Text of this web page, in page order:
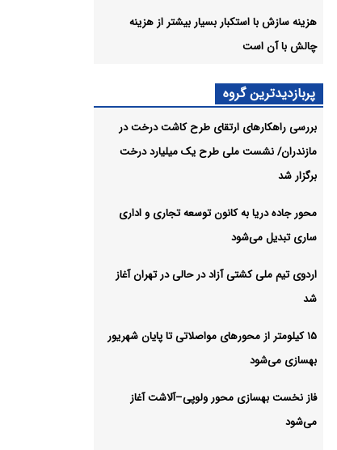
هزینه سازش با استکبار بسیار بیشتر از هزینه
چالش با آن است
پربازدیدترین گروه
بررسی راهکارهای ارتقای طرح کاشت درخت در
مازندران/ نشست ملی طرح یک میلیارد درخت
برگزار شد
محور جاده دریا به کانون توسعه تجاری و اداری
ساری تبدیل می‌شود
اردوی تیم ملی کشتی آزاد در حالی در تهران آغاز
شد
۱۵ کیلومتر از محورهای مواصلاتی تا پایان شهریور
بهسازی می‌شود
فاز نخست بهسازی محور ولوپی–آلاشت آغاز
می‌شود